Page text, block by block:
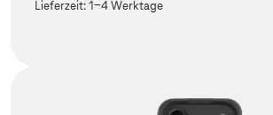
Lieferzeit:1-4 Werktage